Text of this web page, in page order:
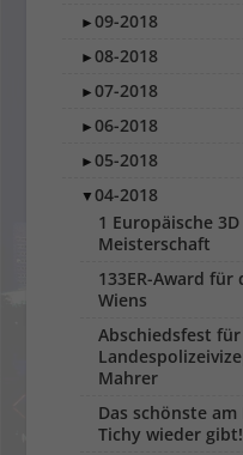
►09-2018
►08-2018
►07-2018
►06-2018
►05-2018
▼04-2018
1 Europäische
Meisterschaft
133ER-Award
Wiens
Abschiedsfest für
Mahrer
Das schönste
Tichy wieder gibt!